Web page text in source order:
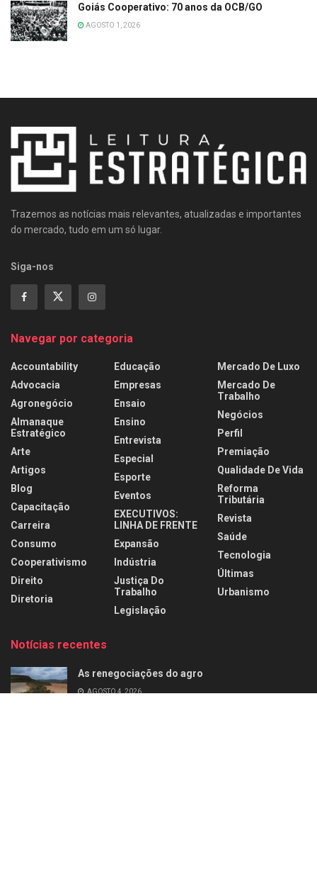
Goiás Cooperativo: 70 anos da OCB/GO
AGOSTO 1, 2026
Trazemos as notícias mais relevantes, atualizadas e importantes
do mercado, tudo em um só lugar.
Siga-nos
Navegar por categoria
Accountability
Advocacia
Agronegócio
Almanaque
Estratégico
Arte
Artigos
Blog
Capacitação
Carreira
Consumo
Cooperativismo
Direito
Diretoria
Educação
Empresas
Ensaio
Ensino
Entrevista
Especial
Esporte
Eventos
EXECUTIVOS:
LINHA DE FRENTE
Expansão
Indústria
Justiça Do
Trabalho
Legislação
Mercado De Luxo
Mercado De
Trabalho
Negócios
Perfil
Premiação
Qualidade De Vida
Reforma
Tributária
Revista
Saúde
Tecnologia
Últimas
Urbanismo
Notícias recentes
As renegociações do agro
AGOSTO 4, 2026